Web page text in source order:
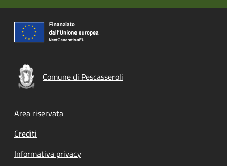
Comune di Pescasseroli
Footer menu
Area riservata
Crediti
Informativa privacy